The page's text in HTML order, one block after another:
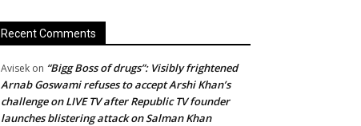
Recent Comments
Avisek on “Bigg Boss of drugs”: Visibly frightened
Arnab Goswami refuses to accept Arshi Khan’s
challenge on LIVE TV after Republic TV founder
launches blistering attack on Salman Khan